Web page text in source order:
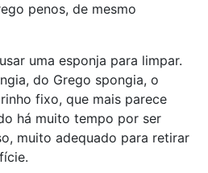
penos, de mesmo
uma esponja para limpar.
do Grego spongia, o
fixo, que mais parece
há muito tempo por ser
muito adequado para retirar